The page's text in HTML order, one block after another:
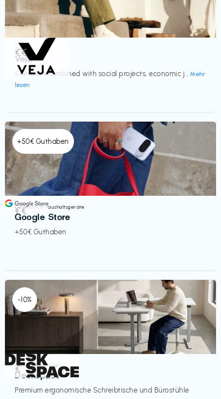
Schuhe
Veja
Sneakers combined with social projects, economic j... Mehr
lesen
€€‎
+50€ Guthaben
Elektronik & Haushaltsgeräte
Google Store
+50€ Guthaben
€€‎
-10%
Homeoffice Möbel
Deskspace
Premium ergonomische Schreibtische und Bürostühle
€‎